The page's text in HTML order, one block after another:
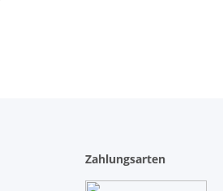
Zahlungsarten